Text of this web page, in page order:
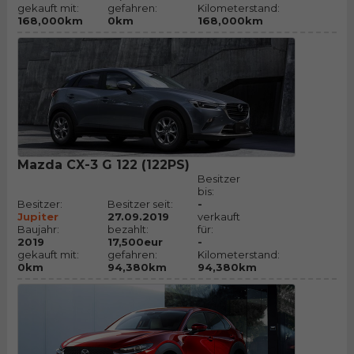
gekauft mit:
168,000km
gefahren:
0km
Kilometerstand:
168,000km
Mazda CX-3 G 122 (122PS)
Besitzer:
Jupiter
Baujahr:
2019
gekauft mit:
0km
Besitzer seit:
27.09.2019
bezahlt:
17,500eur
gefahren:
94,380km
Besitzer
bis:
-
verkauft
für:
-
Kilometerstand:
94,380km